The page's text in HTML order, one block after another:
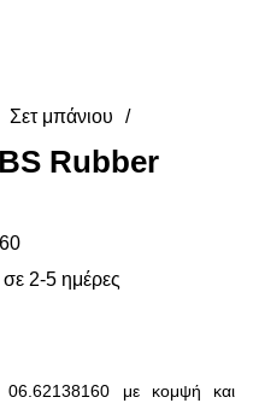
Σετ μπάνιου
Rubber
2-5 ημέρες
με κομψή και